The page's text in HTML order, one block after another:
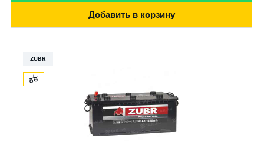
Добавить в корзину
ZUBR